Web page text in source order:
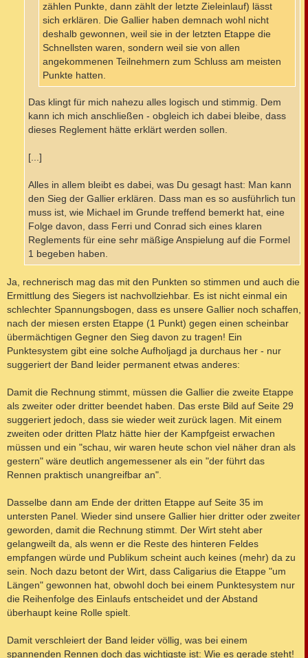
zählen Punkte, dann zählt der letzte Zieleinlauf) lässt
sich erklären. Die Gallier haben demnach wohl nicht
deshalb gewonnen, weil sie in der letzten Etappe die
Schnellsten waren, sondern weil sie von allen
angekommenen Teilnehmern zum Schluss am meisten
Punkte hatten.
Das klingt für mich nahezu alles logisch und stimmig. Dem
kann ich mich anschließen - obgleich ich dabei bleibe, dass
dieses Reglement hätte erklärt werden sollen.
[...]
Alles in allem bleibt es dabei, was Du gesagt hast: Man kann
den Sieg der Gallier erklären. Dass man es so ausführlich tun
muss ist, wie Michael im Grunde treffend bemerkt hat, eine
Folge davon, dass Ferri und Conrad sich eines klaren
Reglements für eine sehr mäßige Anspielung auf die Formel
1 begeben haben.
Ja, rechnerisch mag das mit den Punkten so stimmen und auch die
Ermittlung des Siegers ist nachvollziehbar. Es ist nicht einmal ein
schlechter Spannungsbogen, dass es unsere Gallier noch schaffen,
nach der miesen ersten Etappe (1 Punkt) gegen einen scheinbar
übermächtigen Gegner den Sieg davon zu tragen! Ein
Punktesystem gibt eine solche Aufholjagd ja durchaus her - nur
suggeriert der Band leider permanent etwas anderes:
Damit die Rechnung stimmt, müssen die Gallier die zweite Etappe
als zweiter oder dritter beendet haben. Das erste Bild auf Seite 29
suggeriert jedoch, dass sie wieder weit zurück lagen. Mit einem
zweiten oder dritten Platz hätte hier der Kampfgeist erwachen
müssen und ein "schau, wir waren heute schon viel näher dran als
gestern" wäre deutlich angemessener als ein "der führt das
Rennen praktisch unangreifbar an".
Dasselbe dann am Ende der dritten Etappe auf Seite 35 im
untersten Panel. Wieder sind unsere Gallier hier dritter oder zweiter
geworden, damit die Rechnung stimmt. Der Wirt steht aber
gelangweilt da, als wenn er die Reste des hinteren Feldes
empfangen würde und Publikum scheint auch keines (mehr) da zu
sein. Noch dazu betont der Wirt, dass Caligarius die Etappe "um
Längen" gewonnen hat, obwohl doch bei einem Punktesystem nur
die Reihenfolge des Einlaufs entscheidet und der Abstand
überhaupt keine Rolle spielt.
Damit verschleiert der Band leider völlig, was bei einem
spannenden Rennen doch das wichtigste ist: Wie es gerade steht!